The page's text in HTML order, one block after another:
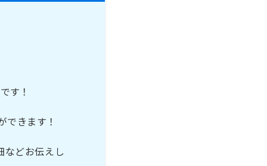
す！
きます！
などお伝えし